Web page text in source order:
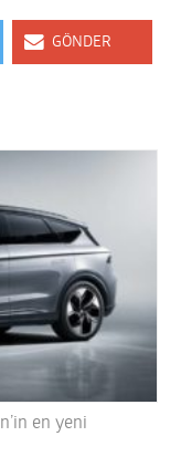
GÖNDER
en yeni